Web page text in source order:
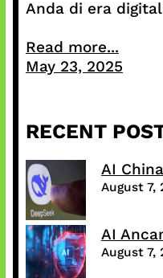
Anda di era
Read more...
May 23, 2025
RECENT
AI
August 7,
AI
August 7,